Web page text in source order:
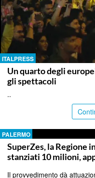
ITALPRESS
Un quarto degli
gli spettacoli
..
PALERMO
SuperZes, la Regione
stanziati 10 milioni,
Il provvedimento dà